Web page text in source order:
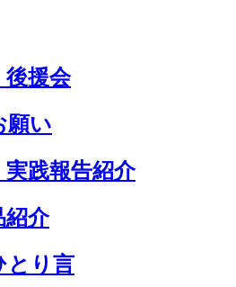
援会
願い
践報告紹介
紹介
とり言